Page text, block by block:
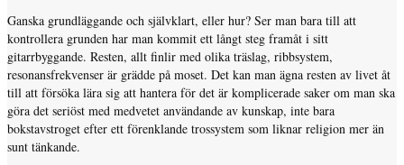
Ganska grundläggande och självklart, eller hur? Ser man bara till att
kontrollera grunden har man kommit ett långt steg framåt i sitt
gitarrbyggande. Resten, allt finlir med olika träslag, ribbsystem,
resonansfrekvenser är grädde på moset. Det kan man ägna resten av livet åt
till att försöka lära sig att hantera för det är komplicerade saker om man ska
göra det seriöst med medvetet användande av kunskap, inte bara
bokstavstroget efter ett förenklande trossystem som liknar religion mer än
sunt tänkande.